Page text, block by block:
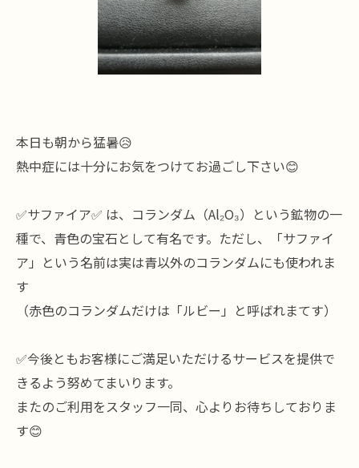
本日も朝から猛暑😥
熱中症には十分にお気をつけてお過ごし下さい😊
✅サファイア✅ は、コランダム（Al₂O₃）という鉱物の一
種で、青色の宝石として有名です。ただし、「サファイ
ア」という名前は実は青以外のコランダムにも使われま
す
（赤色のコランダムだけは「ルビー」と呼ばれまてす）
✅今後ともお客様にご満足いただけるサービスを提供で
きるよう努めてまいります。
またのご利用をスタッフ一同、心よりお待ちしておりま
す😊